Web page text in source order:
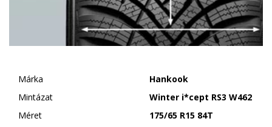
Márka
Hankook
Mintázat
Winter i*cept RS3 W462
Méret
175/65 R15 84T